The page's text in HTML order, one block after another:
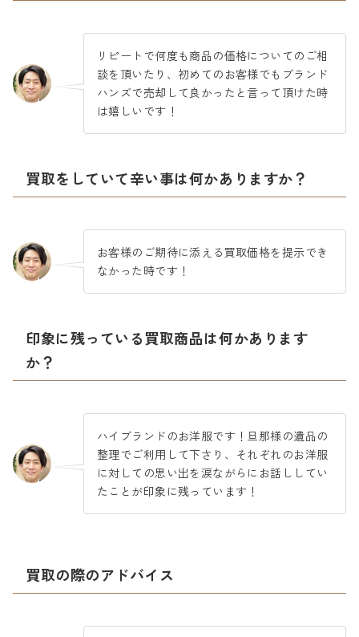
リピートで何度も商品の価格についてのご相
談を頂いたり、初めてのお客様でもブランド
ハンズで売却して良かったと言って頂けた時
は嬉しいです！
買取をしていて辛い事は何かありますか？
お客様のご期待に添える買取価格を提示でき
なかった時です！
印象に残っている買取商品は何かあります
か？
ハイブランドのお洋服です！旦那様の遺品の
整理でご利用して下さり、それぞれのお洋服
に対しての思い出を涙ながらにお話ししてい
たことが印象に残っています！
買取の際のアドバイス